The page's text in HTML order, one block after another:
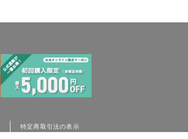
特定商取引法の表示